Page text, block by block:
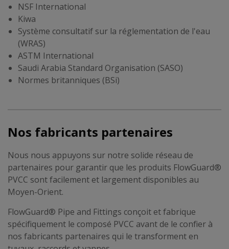
NSF International
Kiwa
Système consultatif sur la réglementation de l'eau
(WRAS)
ASTM International
Saudi Arabia Standard Organisation (SASO)
Normes britanniques (BSi)
Nos fabricants partenaires
Nous nous appuyons sur notre solide réseau de
partenaires pour garantir que les produits FlowGuard®
PVCC sont facilement et largement disponibles au
Moyen-Orient.
FlowGuard® Pipe and Fittings conçoit et fabrique
spécifiquement le composé PVCC avant de le confier à
nos fabricants partenaires qui le transforment en